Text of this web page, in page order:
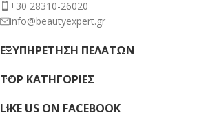
+30 28310-26020
info@beautyexpert.gr
ΕΞΥΠΗΡΈΤΗΣΗ ΠΕΛΑΤΏΝ
TOP ΚΑΤΗΓΟΡΙΕΣ
LIKE US ON FACEBOOK